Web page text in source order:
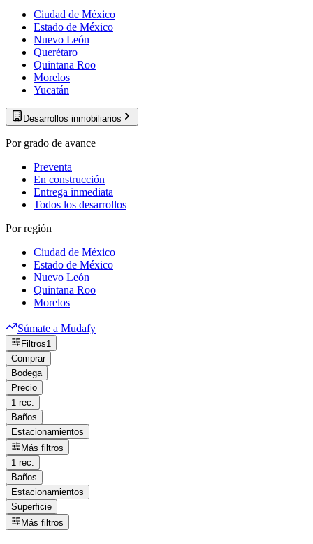
Ciudad de México
Estado de México
Nuevo León
Querétaro
Quintana Roo
Morelos
Yucatán
Desarrollos inmobiliarios
Por grado de avance
Preventa
En construcción
Entrega inmediata
Todos los desarrollos
Por región
Ciudad de México
Estado de México
Nuevo León
Quintana Roo
Morelos
Súmate a Mudafy
Filtros1
Comprar
Bodega
Precio
1 rec.
Baños
Estacionamientos
Más filtros
1 rec.
Baños
Estacionamientos
Superficie
Más filtros